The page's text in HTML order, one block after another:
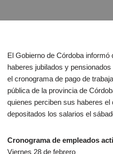
El Gobierno de Córdoba
haberes jubilados y
el cronograma de pago de
pública de la provincia de
quienes perciben sus haberes
depositados los salarios el
Cronograma de empleados
Viernes 28 de febrero